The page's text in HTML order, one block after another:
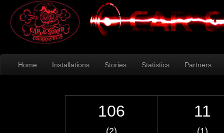
Home Installations Stories Statistics Partners
106
(2)
11
(1)